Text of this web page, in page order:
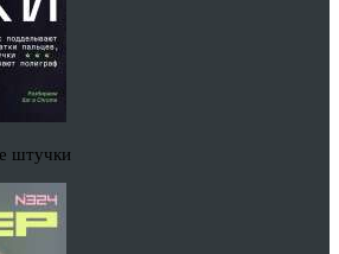
штучки